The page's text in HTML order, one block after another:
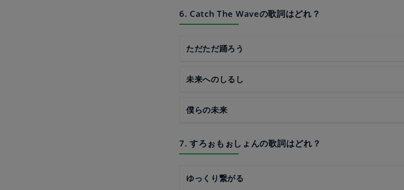
6. Catch The Waveの歌詞はどれ？
ただただ踊ろう
未来へのしるし
僕らの未来
7. すろぉもぉしょんの歌詞はどれ？
ゆっくり繋がる